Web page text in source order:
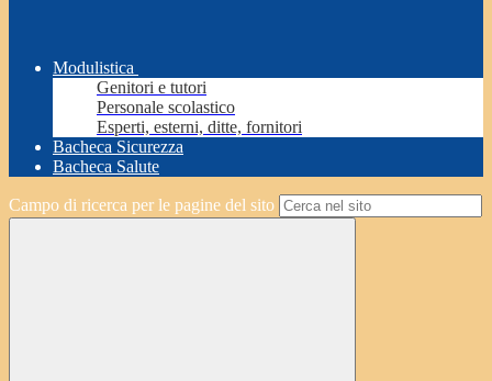
Modulistica
Genitori e tutori
Personale scolastico
Esperti, esterni, ditte, fornitori
Bacheca Sicurezza
Bacheca Salute
Campo di ricerca per le pagine del sito